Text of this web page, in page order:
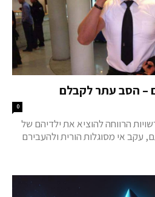
– הסב עתר לקבלם
0
הרווחה להוציא את ילדיהם של
עקב אי מסוגלות הורית ולהעבירם